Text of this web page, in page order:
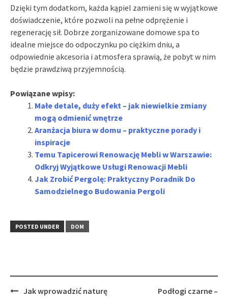
Dzięki tym dodatkom, każda kąpiel zamieni się w wyjątkowe
doświadczenie, które pozwoli na pełne odprężenie i
regenerację sił. Dobrze zorganizowane domowe spa to
idealne miejsce do odpoczynku po ciężkim dniu, a
odpowiednie akcesoria i atmosfera sprawią, że pobyt w nim
będzie prawdziwą przyjemnością.
Powiązane wpisy:
Małe detale, duży efekt – jak niewielkie zmiany
mogą odmienić wnętrze
Aranżacja biura w domu – praktyczne porady i
inspiracje
Temu Tapicerowi Renowację Mebli w Warszawie:
Odkryj Wyjątkowe Usługi Renowacji Mebli
Jak Zrobić Pergolę: Praktyczny Poradnik Do
Samodzielnego Budowania Pergoli
POSTED UNDER DOM
PostJak wprowadzić naturę
Podłogi czarne –